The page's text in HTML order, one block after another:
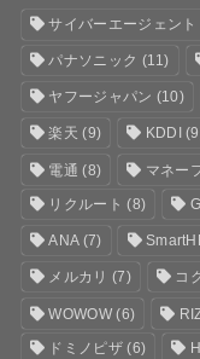
サイバーエージェント
パナソニック (11)
ヤフージャパン (10)
楽天 (9) KDDI
電通 (8) マネー
リクルート (8)
ANA(7)
メルカリ (7) コ
WOWOW(6)
ドミノピザ(6)